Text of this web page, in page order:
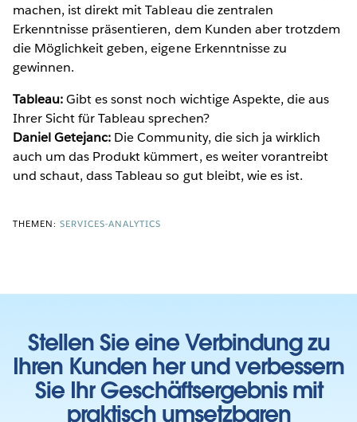
machen, ist direkt mit Tableau die zentralen
Erkenntnisse präsentieren, dem Kunden aber trotzdem
die Möglichkeit geben, eigene Erkenntnisse zu
gewinnen.
Tableau:Gibt es sonst noch wichtige Aspekte, die aus
Ihrer Sicht für Tableau sprechen?
Daniel Getejanc: Die Community, die sich ja wirklich
auch um das Produkt kümmert, es weiter vorantreibt
und schaut, dass Tableau so gut bleibt, wie es ist.
THEMEN: SERVICES-ANALYTICS
Stellen Sie eine Verbindung zu
Ihren Kunden her und verbessern
Sie Ihr Geschäftsergebnis mit
praktisch umsetzbaren